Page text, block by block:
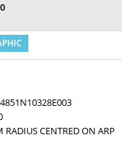
CENTRED ON ARP